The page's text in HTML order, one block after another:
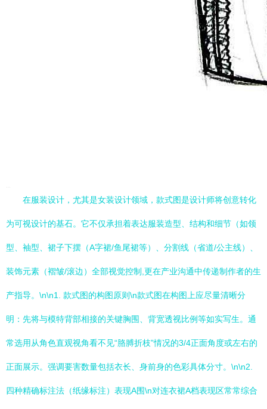
在服装设计，尤其是女装设计领域，款式图是设计师将创意转化
为可视设计的基石。它不仅承担着表达服装造型、结构和细节（如领
型、袖型、裙子下摆（A字裙/鱼尾裙等）、分割线（省道/公主线）、
装饰元素（褶皱/滚边）全部视觉控制,更在产业沟通中传递制作者的生
产指导。\n\n1. 款式图的构图原则\n款式图在构图上应尽量清晰分
明：先将与模特背部相接的关键胸围、背宽透视比例等如实写生。通
常选用从角色直观视角看不见“胳膊折枝”情况的3/4正面角度或左右的
正面展示。强调要害数量包括衣长、身前身的色彩具体分寸。\n\n2.
四种精确标注法（纸缘标注）表现A围\n对连衣裙A档表现区常常综合